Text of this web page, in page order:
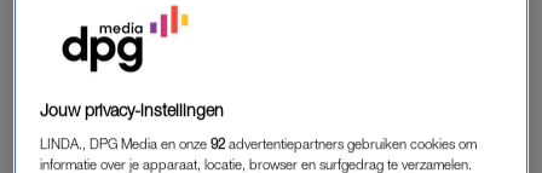
Pamela Kroes, de dochter van Wolter Kroes, wilde aan
het begin van haar eigen muzikale carrière geen
gebruikmaken van haar bekende achternaam.
Bij audities verzweeg de zangeres en musicalactrice dat ze de
Jouw privacy-instellingen
LINDA., DPG Media en onze92 advertentiepartners gebruiken cookies om
informatie over je apparaat, locatie, browser en surfgedrag te verzamelen.